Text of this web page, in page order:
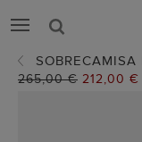
Precio
265,00 € Precio
212,00 €